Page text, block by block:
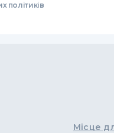
політиків
Місце